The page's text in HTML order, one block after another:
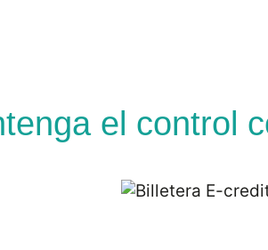
el control